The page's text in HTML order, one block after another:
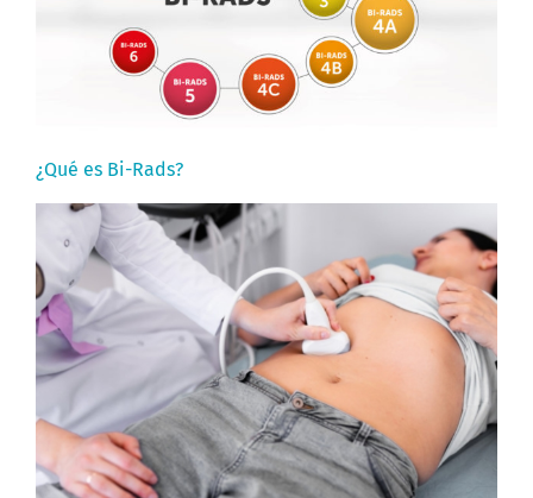
¿Qué es Bi-Rads?